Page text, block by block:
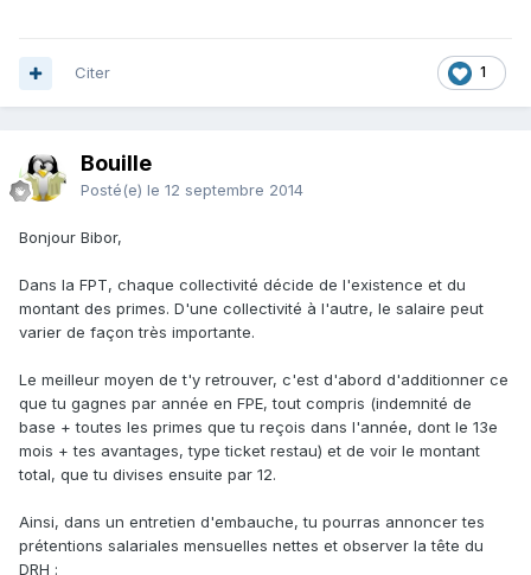
1
Citer
Bouille
Posté(e) le 12 septembre 2014
Bonjour Bibor,
Dans la FPT, chaque collectivité décide de l'existence et du
montant des primes. D'une collectivité à l'autre, le salaire peut
varier de façon très importante.
Le meilleur moyen de t'y retrouver, c'est d'abord d'additionner ce
que tu gagnes par année en FPE, tout compris (indemnité de
base + toutes les primes que tu reçois dans l'année, dont le 13e
mois + tes avantages, type ticket restau) et de voir le montant
total, que tu divises ensuite par 12.
Ainsi, dans un entretien d'embauche, tu pourras annoncer tes
prétentions salariales mensuelles nettes et observer la tête du
DRH :